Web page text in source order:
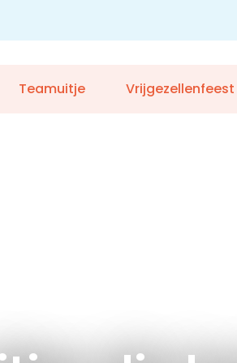
Teamuitje Vrijgezellenfeest